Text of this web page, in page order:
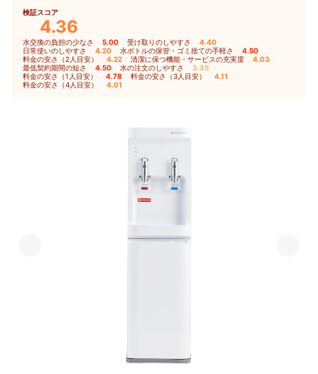
検証スコア
4.36
水交換の負担の少なさ 5.00 受け取りのしやすさ 4.40
日常使いのしやすさ 4.20 水ボトルの保管・ゴミ捨ての手軽さ 4.50
料金の安さ（2人目安） 4.22 清潔に保つ機能・サービスの充実度 4.03
最低契約期間の短さ 4.50 水の注文のしやすさ 3.35
料金の安さ（1人目安） 4.78 料金の安さ（3人目安） 4.11
料金の安さ（4人目安） 4.01